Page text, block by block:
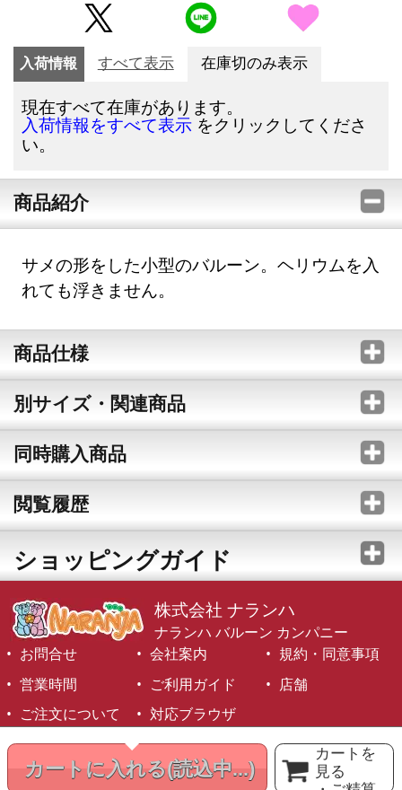
カートに入れる(読込中...)
カートを
見る
入荷情報 すべて表示 在庫切のみ表示
現在すべて在庫があります。
入荷情報をすべて表示 をクリックしてくださ
い。
商品紹介
サメの形をした小型のバルーン。ヘリウムを入
れても浮きません。
商品仕様
別サイズ・関連商品
同時購入商品
閲覧履歴
ショッピングガイド
株式会社 ナランハ
ナランハ バルーン カンパニー
お問合せ
会社案内
規約・同意事項
営業時間
ご利用ガイド
店舗
ご注文について
対応ブラウザ
©1999-2026 NARANJA Inc. All Rights Reserved.